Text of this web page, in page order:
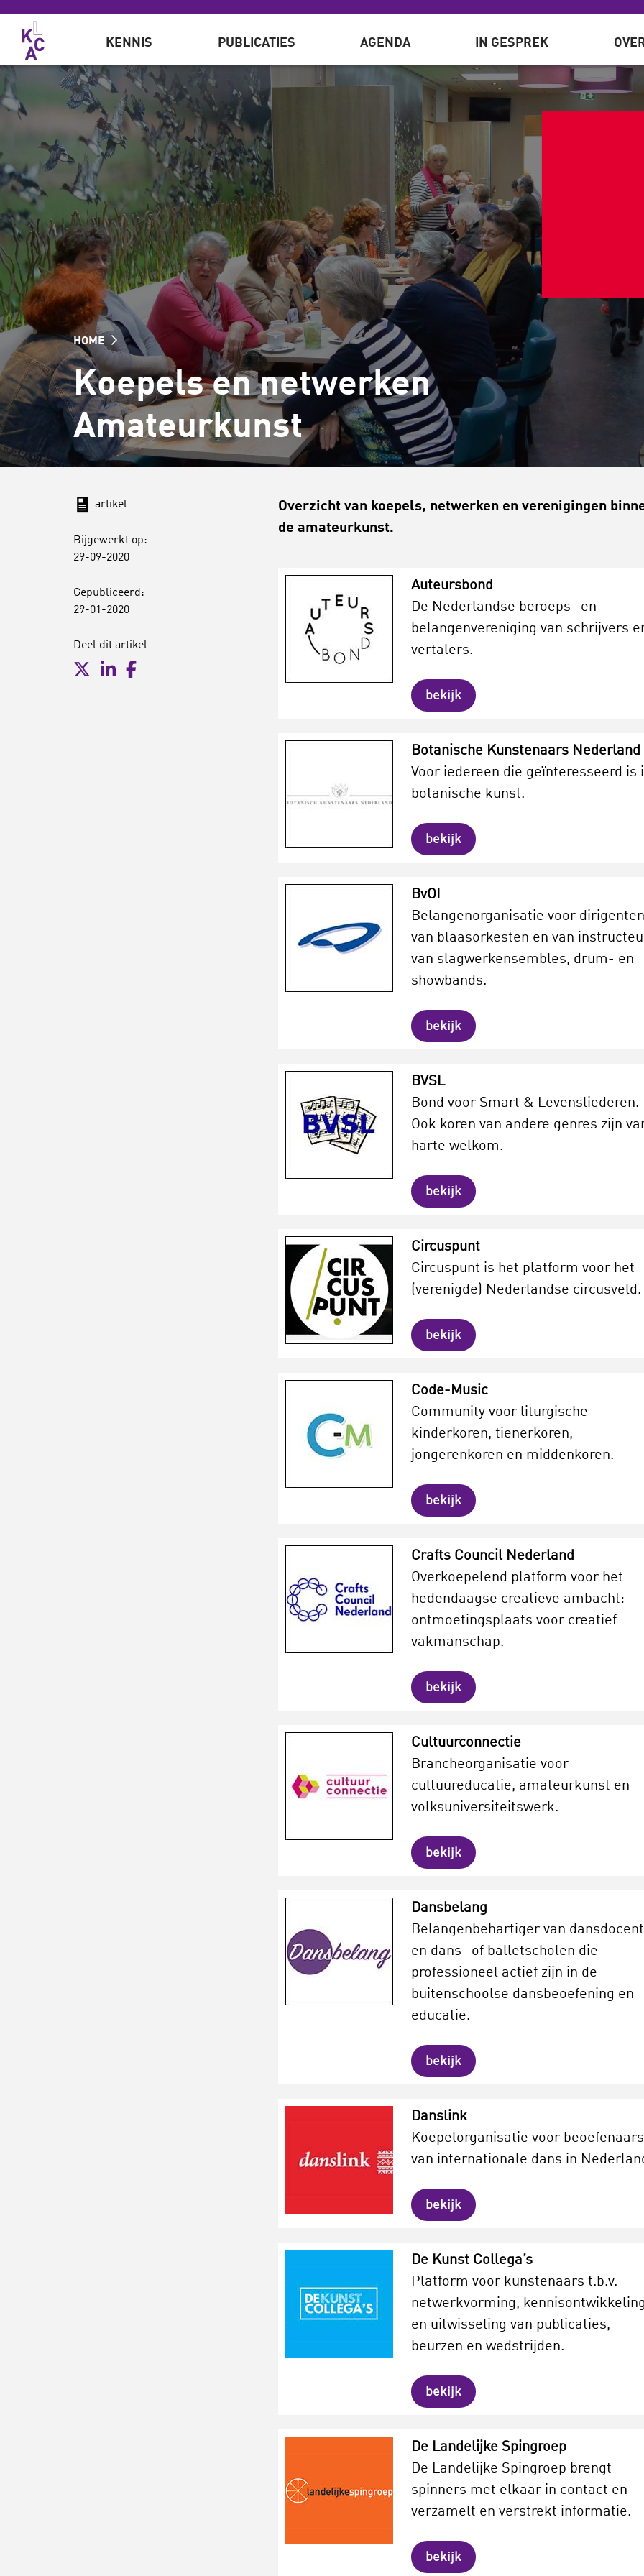
Overslaan en naar de inhoud gaan
KENNIS PUBLICATIES AGENDA IN GESPREK
HOME
Koepels en netwerken
Amateurkunst
artikel
Bijgewerkt op:
29-09-2020
Gepubliceerd:
29-01-2020
Deel dit artikel
Overzicht van koepels, netwerken en verenigingen
de amateurkunst.
Auteursbond
De Nederlandse beroeps- en
belangenvereniging van schrijvers
vertalers.
bekijk
Botanische Kunstenaars Nederland
Voor iedereen die geïnteresseerd is
botanische kunst.
bekijk
BvOI
Belangenorganisatie voor dirigenten
van blaasorkesten en van
van slagwerkensembles, drum- en
showbands.
bekijk
BVSL
Bond voor Smart & Levensliederen.
Ook koren van andere genres zijn
harte welkom.
bekijk
Circuspunt
Circuspunt is het platform voor het
(verenigde) Nederlandse circusveld.
bekijk
Code-Music
Community voor liturgische
kinderkoren, tienerkoren,
jongerenkoren en middenkoren.
bekijk
Crafts Council Nederland
Overkoepelend platform voor het
hedendaagse creatieve ambacht:
ontmoetingsplaats voor creatief
vakmanschap.
bekijk
Cultuurconnectie
Brancheorganisatie voor
cultuureducatie, amateurkunst en
volksuniversiteitswerk.
bekijk
Dansbelang
Belangenbehartiger van
en dans- of balletscholen die
professioneel actief zijn in de
buitenschoolse dansbeoefening en
educatie.
bekijk
Danslink
Koepelorganisatie voor beoefenaars
van internationale dans in
bekijk
De Kunst Collega’s
Platform voor kunstenaars t.b.v.
netwerkvorming,
en uitwisseling van publicaties,
beurzen en wedstrijden.
bekijk
De Landelijke Spingroep
De Landelijke Spingroep brengt
spinners met elkaar in contact en
verzamelt en verstrekt informatie.
bekijk